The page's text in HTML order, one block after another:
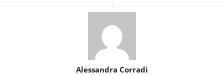
Alessandra Corradi